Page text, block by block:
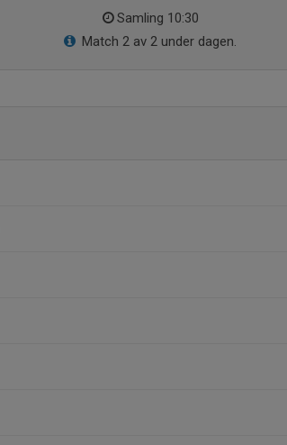
Samling 10:30
Match 2 av 2 under dagen.